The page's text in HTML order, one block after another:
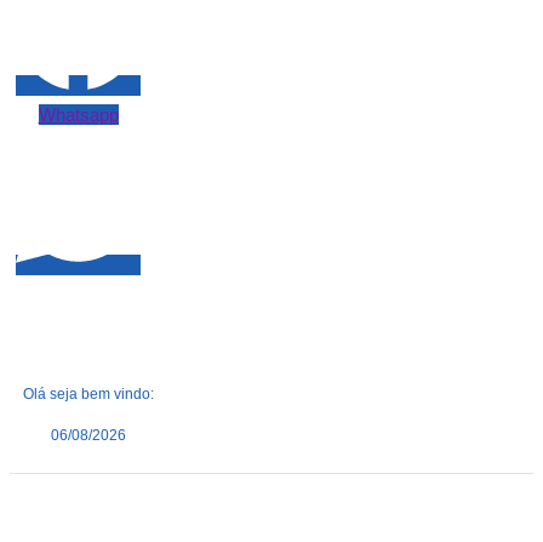
Whatsapp
Olá seja bem vindo:
06/08/2026